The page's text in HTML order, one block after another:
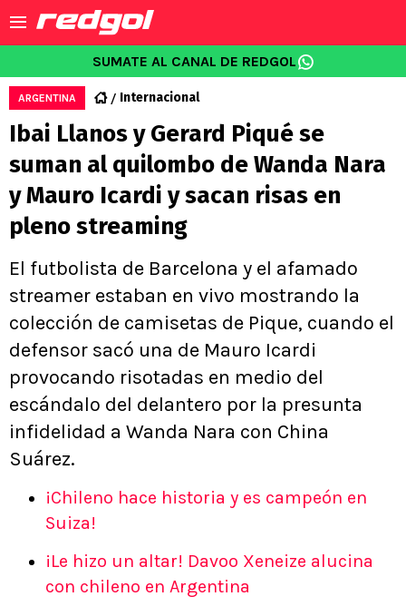
SUMATE AL CANAL DE REDGOL
ARGENTINA Internacional
Ibai Llanos y Gerard Piqué se
suman al quilombo de Wanda Nara
y Mauro Icardi y sacan risas en
pleno streaming
El futbolista de Barcelona y el afamado
streamer estaban en vivo mostrando la
colección de camisetas de Pique, cuando el
defensor sacó una de Mauro Icardi
provocando risotadas en medio del
escándalo del delantero por la presunta
infidelidad a Wanda Nara con China
Suárez.
¡Chileno hace historia y es campeón en
Suiza!
¡Le hizo un altar! Davoo Xeneize alucina
con chileno en Argentina